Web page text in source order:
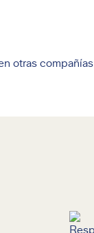
otras